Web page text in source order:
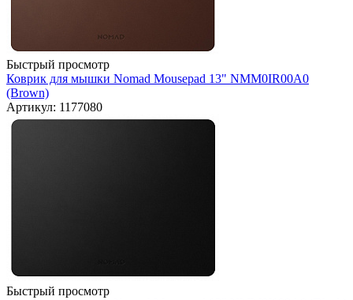
Быстрый просмотр
Коврик для мышки Nomad Mousepad 13" NMM0IR00A0
(Brown)
Артикул: 1177080
Быстрый просмотр